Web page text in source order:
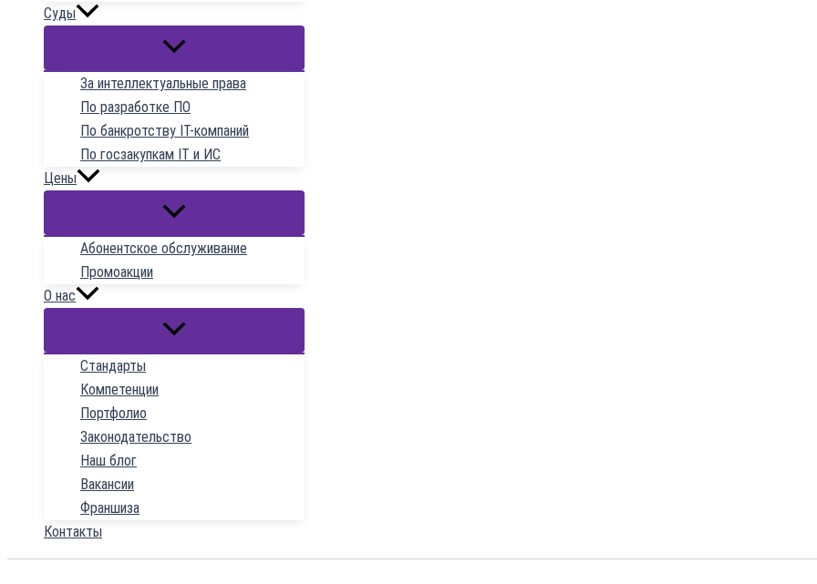
Суды
За интеллектуальные права
По разработке ПО
По банкротству IT-компаний
По госзакупкам IT и ИС
Цены
Абонентское обслуживание
Промоакции
О нас
Стандарты
Компетенции
Портфолио
Законодательство
Наш блог
Вакансии
Франшиза
Контакты